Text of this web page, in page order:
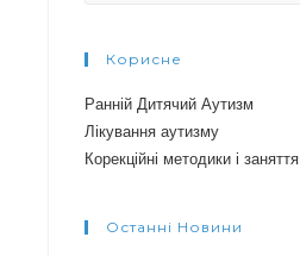
Корисне
Ранній Дитячий Аутизм
Лікування аутизму
Корекційні методики і заняття
Останні Новини